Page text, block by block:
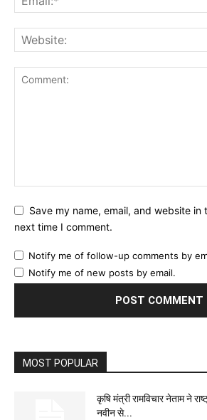
Save my name, email, and website in
next time I comment.
Notify me of follow-up comments by
Notify me of new posts by email.
MOST POPULAR
कृषि मंत्री रामविचार नेताम ने
नवीन से...